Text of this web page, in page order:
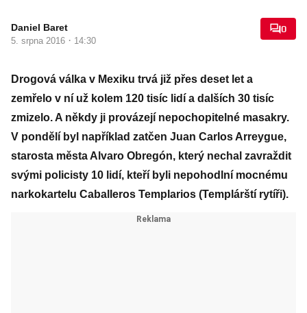
Daniel Baret
5. srpna 2016 · 14:30
0
Drogová válka v Mexiku trvá již přes deset let a
zemřelo v ní už kolem 120 tisíc lidí a dalších 30 tisíc
zmizelo. A někdy ji provázejí nepochopitelné masakry.
V pondělí byl například zatčen Juan Carlos Arreygue,
starosta města Alvaro Obregón, který nechal zavraždit
svými policisty 10 lidí, kteří byli nepohodlní mocnému
narkokartelu Caballeros Templarios (Templárští rytíři).